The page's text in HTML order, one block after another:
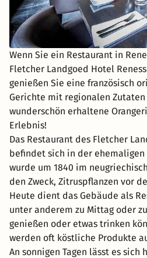
Wenn Sie ein Restaurant in
Fletcher Landgoed Hotel
genießen Sie eine französisch
Gerichte mit regionalen
wunderschön erhaltene
Erlebnis!
Das Restaurant des Fletcher
befindet sich in der ehemaligen
wurde um 1840 im
den Zweck, Zitruspflanzen vor
Heute dient das Gebäude als
unter anderem zu Mittag oder
genießen oder etwas trinken
werden oft köstliche Produkte
An sonnigen Tagen lässt es sich